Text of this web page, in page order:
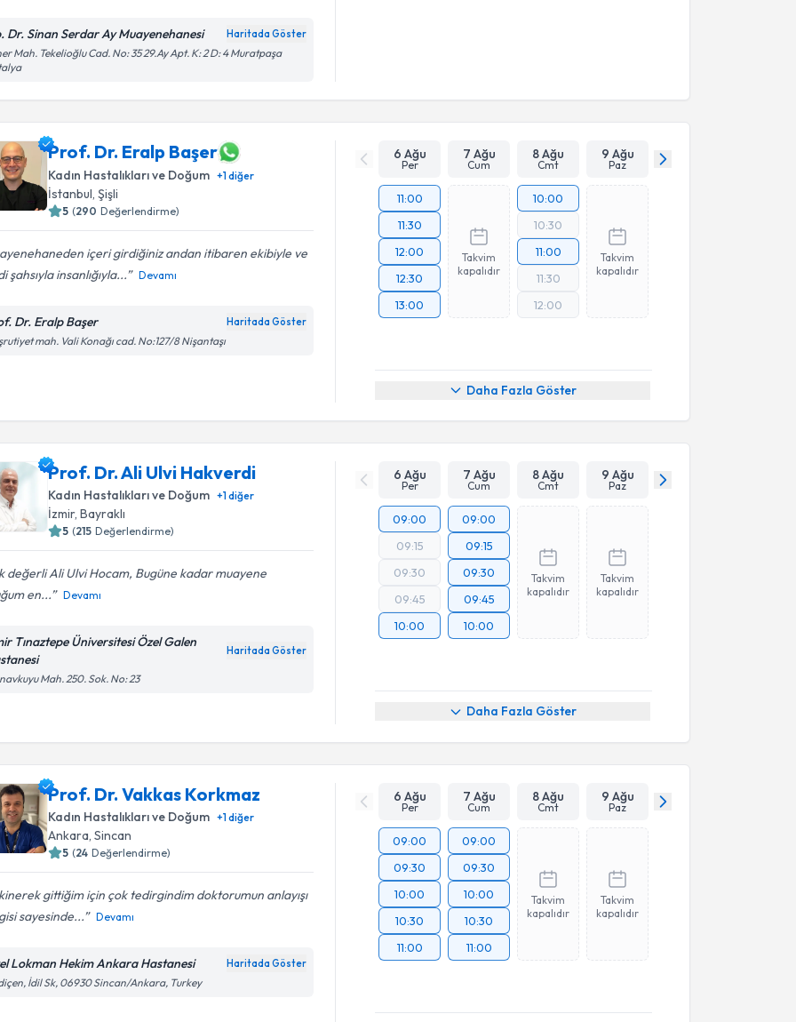
Dr. Sinan Serdar Ay Muayenehanesi Haritada Göster
Mah. Tekelioğlu Cad. No: 35 29.Ay Apt. K: 2 D: 4 Muratpaşa
Prof. Dr. Eralp Başer
Kadın Hastalıkları ve Doğum +1diğer
İstanbul ,Şişli
5 (290 Değerlendirme)
içeri girdiğiniz andan itibaren ekibiyle ve
şahsıyla insanlığıyla...
Devamı
Dr. Eralp Başer Haritada Göster
mah. Vali Konağı cad. No:127/8 Nişantaşı
6 Ağu
Per
7 Ağu
Cum
8 Ağu
Cmt
9 Ağu
Paz
11:00
11:30
12:00
12:30
13:00
Takvim
kapalıdır
10:00
10:30
11:00
11:30
12:00
Takvim
kapalıdır
Daha Fazla Göster
Prof. Dr. Ali Ulvi Hakverdi
Kadın Hastalıkları ve Doğum +1diğer
İzmir,Bayraklı
5 (215 Değerlendirme)
değerli Ali Ulvi Hocam, Bugüne kadar muayene
en...
Devamı
Tınaztepe Üniversitesi Özel Galen
Haritada Göster
Mah. 250. Sok. No: 23
6 Ağu
Per
7 Ağu
Cum
8 Ağu
Cmt
9 Ağu
Paz
09:00
09:15
09:30
09:45
10:00
09:00
09:15
09:30
09:45
10:00
Takvim
kapalıdır
Takvim
kapalıdır
Daha Fazla Göster
Prof. Dr. Vakkas Korkmaz
Kadın Hastalıkları ve Doğum +1diğer
Ankara ,Sincan
5 (24 Değerlendirme)
gittiğim için çok tedirgindim doktorumun anlayışı
sayesinde...
Devamı
Lokman Hekim Ankara Hastanesi Haritada Göster
İdil Sk, 06930 Sincan/Ankara, Turkey
6 Ağu
Per
7 Ağu
Cum
8 Ağu
Cmt
9 Ağu
Paz
09:00
09:30
10:00
10:30
11:00
09:00
09:30
10:00
10:30
11:00
Takvim
kapalıdır
Takvim
kapalıdır